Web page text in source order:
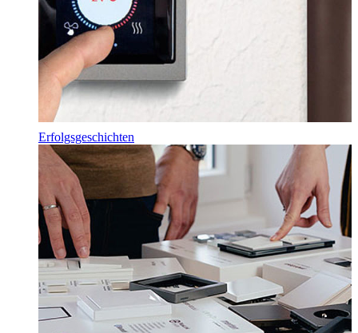
Erfolgsgeschichten